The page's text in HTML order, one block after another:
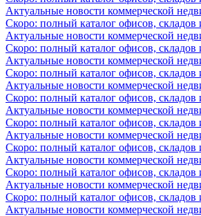
Актуальные новости коммерческой
Скоро: полный каталог офисов,
Актуальные новости коммерческой
Скоро: полный каталог офисов,
Актуальные новости коммерческой
Скоро: полный каталог офисов,
Актуальные новости коммерческой
Скоро: полный каталог офисов,
Актуальные новости коммерческой
Скоро: полный каталог офисов,
Актуальные новости коммерческой
Скоро: полный каталог офисов,
Актуальные новости коммерческой
Скоро: полный каталог офисов,
Актуальные новости коммерческой
Скоро: полный каталог офисов,
Актуальные новости коммерческой